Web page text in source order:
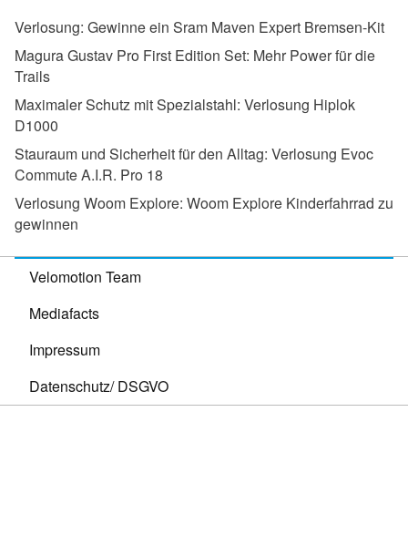
Verlosung: Gewinne ein Sram Maven Expert Bremsen-Kit
Magura Gustav Pro First Edition Set: Mehr Power für die
Trails
Maximaler Schutz mit Spezialstahl: Verlosung Hiplok
D1000
Stauraum und Sicherheit für den Alltag: Verlosung Evoc
Commute A.I.R. Pro 18
Verlosung Woom Explore: Woom Explore Kinderfahrrad zu
gewinnen
Velomotion Team
Mediafacts
Impressum
Datenschutz/ DSGVO